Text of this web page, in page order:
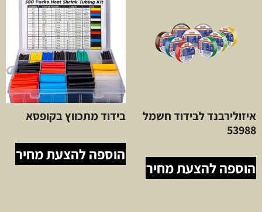
איזולירבנד לבידוד חשמל
53988
הוספה להצעת מחיר
בידוד מתכווץ בקופסא
הוספה להצעת מחיר